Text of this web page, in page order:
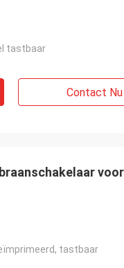
tastbaar
Contact Nu
tastbaar